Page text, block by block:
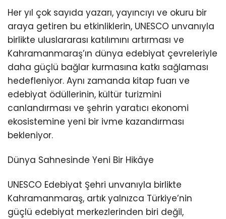
Her yıl çok sayıda yazarı, yayıncıyı ve okuru bir
araya getiren bu etkinliklerin, UNESCO unvanıyla
birlikte uluslararası katılımını artırması ve
Kahramanmaraş’ın dünya edebiyat çevreleriyle
daha güçlü bağlar kurmasına katkı sağlaması
hedefleniyor. Aynı zamanda kitap fuarı ve
edebiyat ödüllerinin, kültür turizmini
canlandırması ve şehrin yaratıcı ekonomi
ekosistemine yeni bir ivme kazandırması
bekleniyor.
Dünya Sahnesinde Yeni Bir Hikâye
UNESCO Edebiyat Şehri unvanıyla birlikte
Kahramanmaraş, artık yalnızca Türkiye’nin
güçlü edebiyat merkezlerinden biri değil,